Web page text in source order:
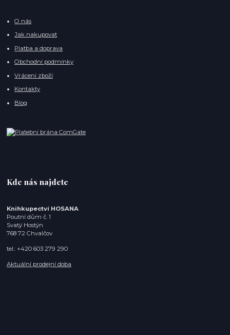
O nás
Jak nakupovat
Platba a doprava
Obchodní podmínky
Vrácení zboží
Kontakty
Blog
Kde nás najdete
Knihkupectví HOSANA
Poutní dům č. 1
Svatý Hostýn
768 72 Chvalčov
tel.: +420 603 279 290
Aktuální prodejní doba